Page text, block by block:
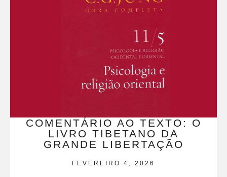
COMENTÁRIO AO TEXTO: O
LIVRO TIBETANO DA
GRANDE LIBERTAÇÃO
FEVEREIRO 4, 2026